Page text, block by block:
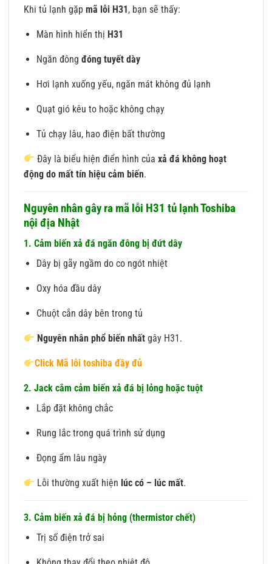
Khi tủ lạnh gặp mã lỗi H31, bạn sẽ thấy:
Màn hình hiển thị H31
Ngăn đông đóng tuyết dày
Hơi lạnh xuống yếu, ngăn mát không đủ lạnh
Quạt gió kêu to hoặc không chạy
Tủ chạy lâu, hao điện bất thường
Đây là biểu hiện điển hình củaxả đá không hoạt
động do mất tín hiệu cảm biến.
Nguyên nhân gây ra mã lỗi H31 tủ lạnh Toshiba
nội địa Nhật
1. Cảm biến xả đá ngăn đông bị đứt dây
Dây bị gãy ngầm do co ngót nhiệt
Oxy hóa đầu dây
Chuột cắn dây bên trong tủ
Nguyên nhân phổ biến nhất gây H31.
Click Mã lỗi toshiba đầy đủ
2. Jack cắm cảm biến xả đá bị lỏng hoặc tuột
Lắp đặt không chắc
Rung lắc trong quá trình sử dụng
Đọng ẩm lâu ngày
Lỗi thường xuất hiện lúc có – lúc mất.
3. Cảm biến xả đá bị hỏng (thermistor chết)
Trị số điện trở sai